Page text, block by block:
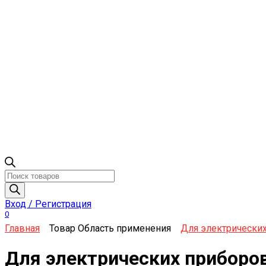
Поиск
товаров
Вход / Регистрация
0
Главная Товар Область применения Для
Для электрических